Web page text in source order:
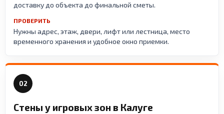
доставку до объекта до финальной сметы.
ПРОВЕРИТЬ
Нужны адрес, этаж, двери, лифт или лестница, место
временного хранения и удобное окно приемки.
02
Стены у игровых зон в Калуге